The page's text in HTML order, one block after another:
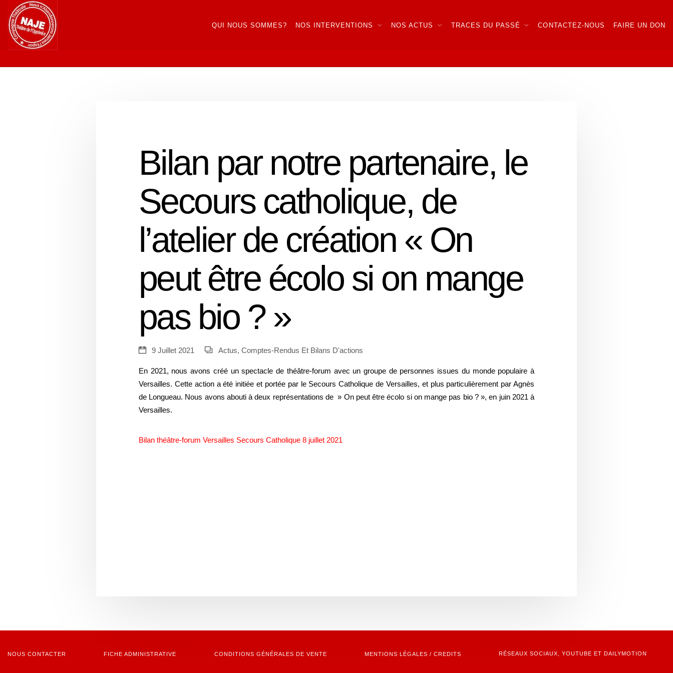
QUI NOUS SOMMES? NOS INTERVENTIONS NOS ACTUS TRACES DU PASSÉ CONTACTEZ-NOUS FAIRE UN DON
Bilan par notre partenaire, le
Secours catholique, de
l’atelier de création « On
peut être écolo si on mange
pas bio ? »
9 Juillet 2021 Actus, Comptes-Rendus Et Bilans D'actions
En 2021, nous avons créé un spectacle de théâtre-forum avec un groupe de personnes issues du monde populaire à
Versailles. Cette action a été initiée et portée par le Secours Catholique de Versailles, et plus particulièrement par Agnès
de Longueau. Nous avons abouti à deux représentations de » On peut être écolo si on mange pas bio ? », en juin 2021 à
Versailles.
Bilan théâtre-forum Versailles Secours Catholique 8 juillet 2021
NOUS CONTACTER FICHE ADMINISTRATIVE CONDITIONS GÉNÉRALES DE VENTE MENTIONS LÉGALES / CREDITS RÉSEAUX SOCIAUX, YOUTUBE ET DAILYMOTION